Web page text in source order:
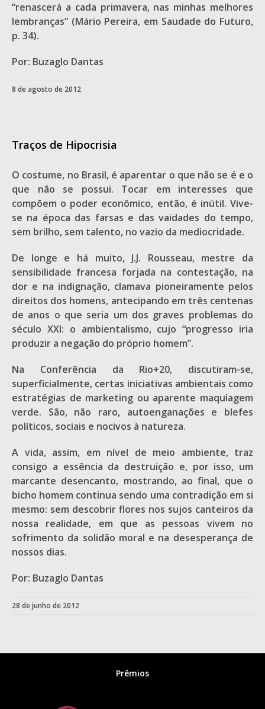
“renascerá a cada primavera, nas minhas melhores
lembranças” (Mário Pereira, em Saudade do Futuro,
p. 34).
Por: Buzaglo Dantas
8 de agosto de 2012
Traços de Hipocrisia
O costume, no Brasil, é aparentar o que não se é e o
que não se possui. Tocar em interesses que
compõem o poder econômico, então, é inútil. Vive-
se na época das farsas e das vaidades do tempo,
sem brilho, sem talento, no vazio da mediocridade.
De longe e há muito, J.J. Rousseau, mestre da
sensibilidade francesa forjada na contestação, na
dor e na indignação, clamava pioneiramente pelos
direitos dos homens, antecipando em três centenas
de anos o que seria um dos graves problemas do
século XXI: o ambientalismo, cujo “progresso iria
produzir a negação do próprio homem”.
Na Conferência da Rio+20, discutiram-se,
superficialmente, certas iniciativas ambientais como
estratégias de marketing ou aparente maquiagem
verde. São, não raro, autoenganações e blefes
políticos, sociais e nocivos à natureza.
A vida, assim, em nível de meio ambiente, traz
consigo a essência da destruição e, por isso, um
marcante desencanto, mostrando, ao final, que o
bicho homem continua sendo uma contradição em si
mesmo: sem descobrir flores nos sujos canteiros da
nossa realidade, em que as pessoas vivem no
sofrimento da solidão moral e na desesperança de
nossos dias.
Por: Buzaglo Dantas
28 de junho de 2012
Prêmios